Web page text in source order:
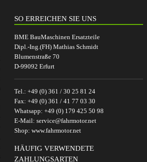
SO ERREICHEN SIE UNS
BME BauMaschinen Ersatzteile
Dipl.-Ing.(FH) Mathias Schmidt
Blumenstraße 70
D-99092 Erfurt
Tel.: +49 (0) 361 / 30 25 81 24
Fax: +49 (0) 361 / 41 77 03 30
Whatsapp: +49 (0) 179 425 50 98
E-Mail: service@fahrmotor.net
Shop: www.fahrmotor.net
HÄUFIG VERWENDETE
ZAHLUNGSARTEN